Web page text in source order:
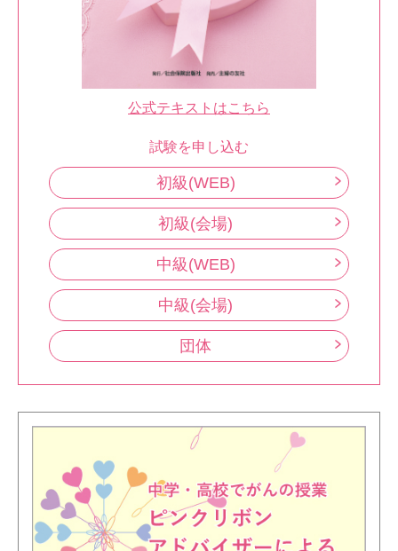
公式テキストはこちら
試験を申し込む
初級(WEB)
初級(会場)
中級(WEB)
中級(会場)
団体